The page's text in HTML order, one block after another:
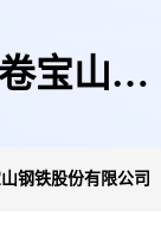
宝山钢
钢铁股份有限公司